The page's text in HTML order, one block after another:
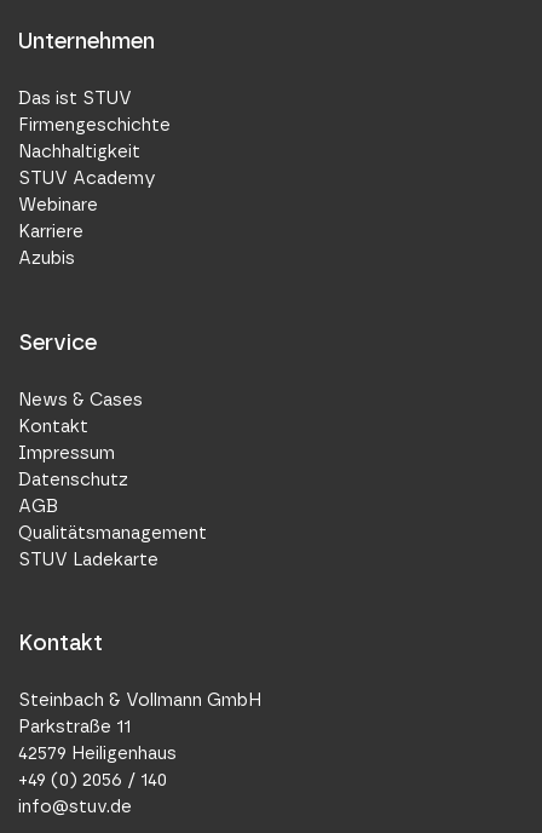
Unternehmen
Das ist STUV
Firmengeschichte
Nachhaltigkeit
STUV Academy
Webinare
Karriere
Azubis
Service
News & Cases
Kontakt
Impressum
Datenschutz
AGB
Qualitätsmanagement
STUV Ladekarte
Kontakt
Steinbach & Vollmann GmbH
Parkstraße 11
42579 Heiligenhaus
+49 (0) 2056 / 140
info@stuv.de